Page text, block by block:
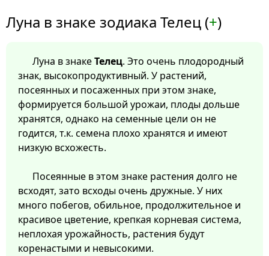
Луна в знаке зодиака Телец (+)
Луна в знакеТелец. Это очень плодородный
знак, высокопродуктивный. У растений,
посеянных и посаженных при этом знаке,
формируется большой урожаи, плоды дольше
хранятся, однако на семенные цели он не
годится, т.к. семена плохо хранятся и имеют
низкую всхожесть.
Посеянные в этом знаке растения долго не
всходят, зато всходы очень дружные. У них
много побегов, обильное, продолжительное и
красивое цветение, крепкая корневая система,
неплохая урожайность, растения будут
коренастыми и невысокими.